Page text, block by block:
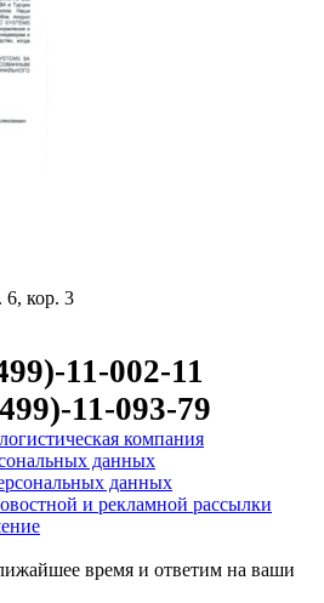
6, кор. 3
11-002-11
11-093-79
компания
данных
данных
и рекламной рассылки
время и ответим на ваши